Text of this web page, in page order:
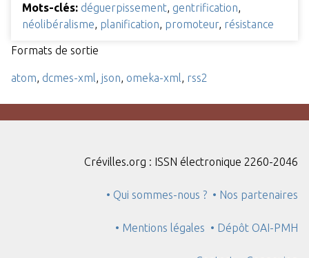
Mots-clés: déguerpissement, gentrification,
néolibéralisme, planification, promoteur, résistance
Formats de sortie
atom, dcmes-xml, json, omeka-xml, rss2
Crévilles.org : ISSN électronique 2260-2046
• Qui sommes-nous ? • Nos partenaires
• Mentions légales • Dépôt OAI-PMH